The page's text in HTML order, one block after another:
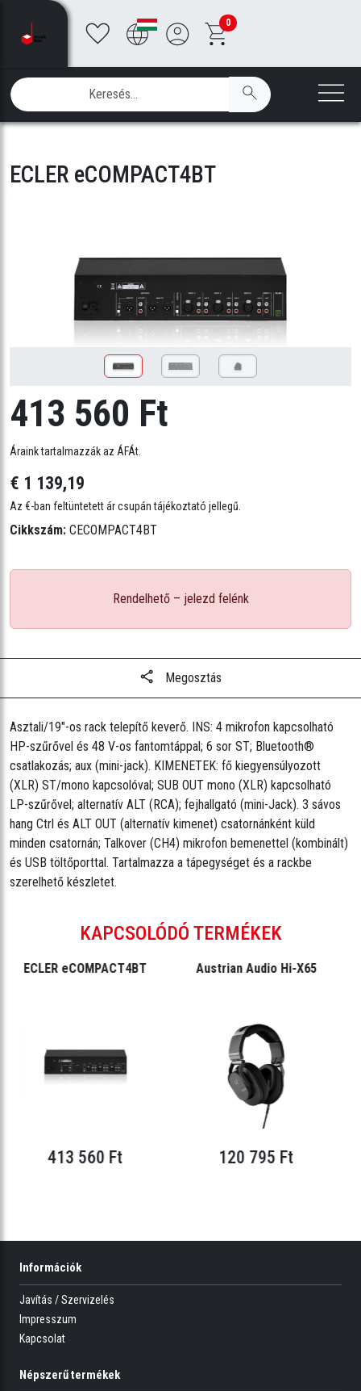
0
ECLER eCOMPACT4BT
413 560 Ft
Áraink tartalmazzák az ÁFÁt.
€ 1 139,19
Az €-ban feltüntetett ár csupán tájékoztató jellegű.
Cikkszám: CECOMPACT4BT
Rendelhető – jelezd felénk
Megosztás
Asztali/19"-os rack telepítő keverő. INS: 4 mikrofon kapcsolható
HP-szűrővel és 48 V-os fantomtáppal; 6 sor ST; Bluetooth®
csatlakozás; aux (mini-jack). KIMENETEK: fő kiegyensúlyozott
(XLR) ST/mono kapcsolóval; SUB OUT mono (XLR) kapcsolható
LP-szűrővel; alternatív ALT (RCA); fejhallgató (mini-Jack). 3 sávos
hang Ctrl és ALT OUT (alternatív kimenet) csatornánként küld
minden csatornán; Talkover (CH4) mikrofon bemenettel (kombinált)
és USB töltőporttal. Tartalmazza a tápegységet és a rackbe
szerelhető készletet.
KAPCSOLÓDÓ TERMÉKEK
ECLER eCOMPACT4BT
413 560 Ft
Austrian Audio Hi-X65
120 795 Ft
Információk
Javítás / Szervizelés
Impresszum
Kapcsolat
Népszerű termékek